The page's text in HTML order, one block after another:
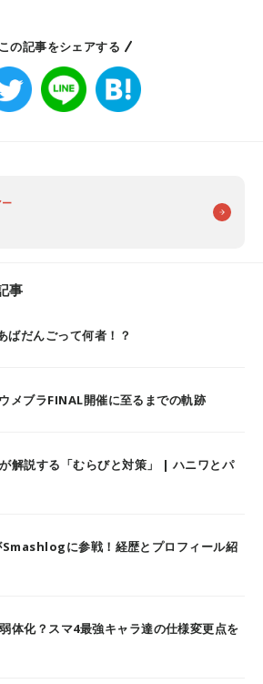
この記事をシェアする
事
ばだんごって何者！？
メブラFINAL開催に至るまでの軌跡
が解説する「むらびと対策」 | ハニワとパ
に参戦！経歴とプロフィール紹
体化？スマ4最強キャラ達の仕様変更点を